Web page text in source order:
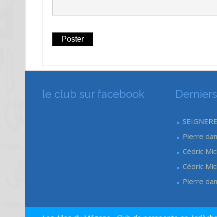
le club sur facebook
Pierre
Cédric
Cédric
Pierre